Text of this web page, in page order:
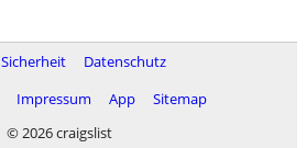
Sicherheit
Datenschutz
Impressum App
Sitemap
© 2026 craigslist